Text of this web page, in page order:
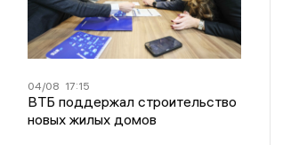
04/08 17:15
ВТБ поддержал строительство
новых жилых домов